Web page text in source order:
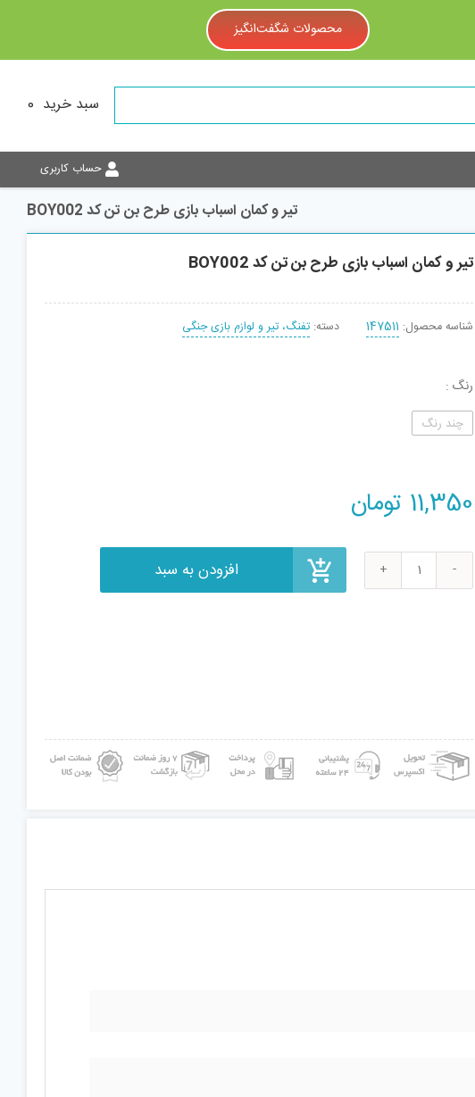
محصولات شگفت‌انگیز
سبد خرید 0
حساب کاربری
تیر و کمان اسباب بازی طرح بن تن کد BOY002
تیر و کمان اسباب بازی طرح بن تن کد BOY002
شناسه محصول: 147511 دسته: تفنگ، تیر و لوازم بازی جنگی
رنگ
چند رنگ
11,350 تومان
تیر
کد
BOY002
عدد